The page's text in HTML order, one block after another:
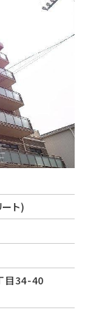
ト)
目34-40